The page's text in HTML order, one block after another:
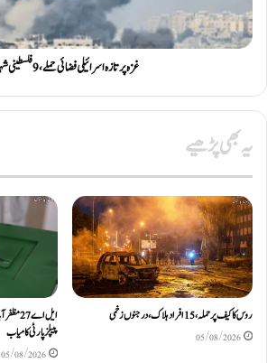
غزہ پر تازہ اسرائیلی فضائی حملے، 9 فلسطینی شہید
یہ بھی پڑھیے
روس کا کیف پر حملہ، 15 افراد ہلاک، درجنوں زخمی
05/08/2026
پیپلز پارٹی کامیاب
05/08/2026